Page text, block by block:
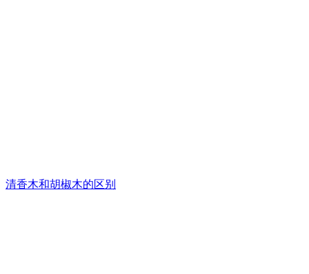
清香木和胡椒木的区别